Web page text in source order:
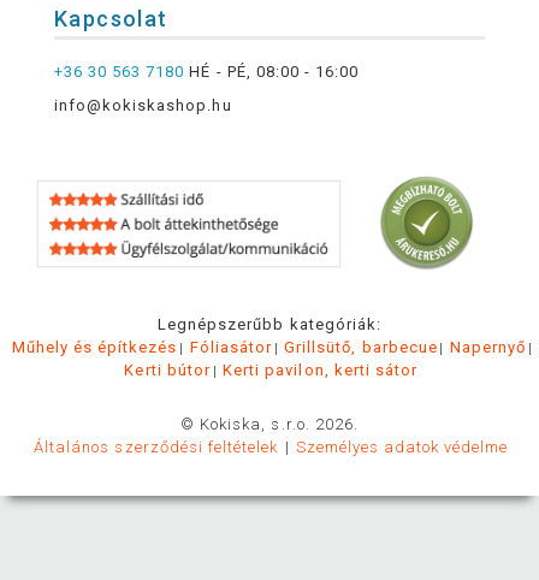
Kapcsolat
+36 30 563 7180 HÉ - PÉ, 08:00 - 16:00
info@kokiskashop.hu
Legnépszerűbb kategóriák:
Műhely és építkezés
Fóliasátor Grillsütő, barbecue
Napernyő
Kerti bútor
Kerti pavilon, kerti sátor
© Kokiska, s.r.o. 2026.
Általános szerződési feltételek
Személyes adatok védelme